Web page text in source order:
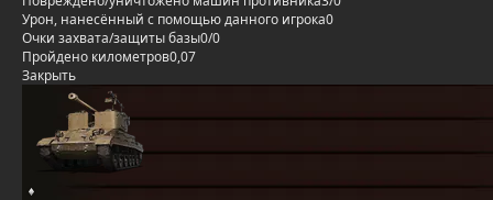
Урон, нанесённый с помощью данного игрока0
Очки захвата/защиты базы0/0
Пройдено километров0,07
Закрыть